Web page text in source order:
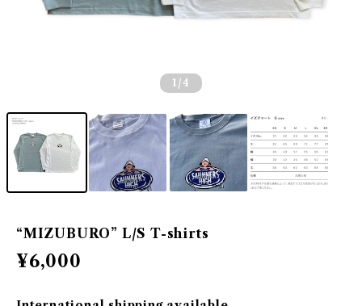
1 /4
“MIZUBURO” L/S T-shirts
¥6,000